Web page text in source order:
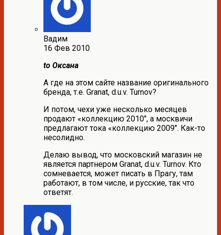
Вадим
16 Фев 2010
to Оксана
А где на этом сайте название оригинального
бренда, т.е. Granat, d.u.v. Turnov?
И потом, чехи уже несколько месяцев
продают «коллекцию 2010″, а москвичи
предлагают тока «коллекцию 2009″. Как-то
несолидно.
Делаю вывод, что московский магазин не
является партнером Granat, d.u.v. Turnov. Кто
сомневается, может писать в Прагу, там
работают, в том числе, и русские, так что
ответят.